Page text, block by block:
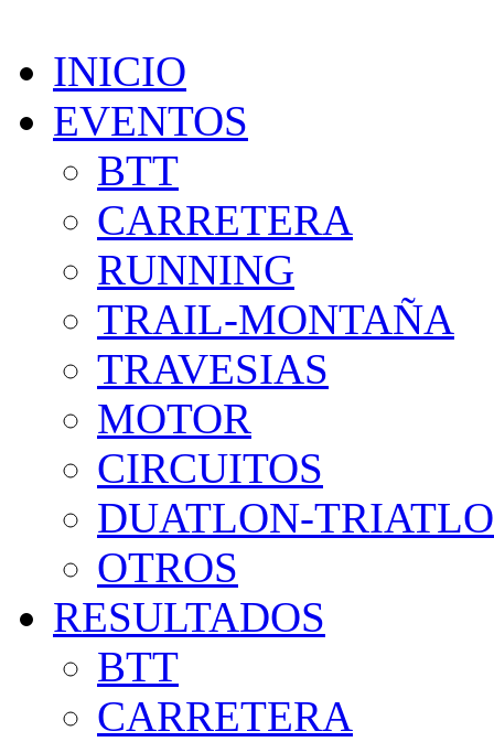
INICIO
EVENTOS
BTT
CARRETERA
RUNNING
TRAIL-MONTAÑA
TRAVESIAS
MOTOR
CIRCUITOS
DUATLON-
OTROS
RESULTADOS
BTT
CARRETERA